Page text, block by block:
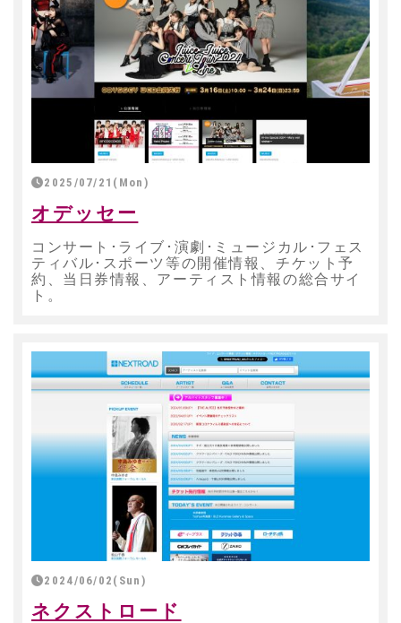
2025/07/21(Mon)
オデッセー
コンサート･ライブ･演劇･ミュージカル･フェス
ティバル･スポーツ等の開催情報、チケット予
約、当日券情報、アーティスト情報の総合サイ
ト。
2024/06/02(Sun)
ネクストロード